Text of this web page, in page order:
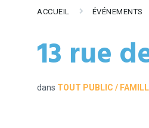
ACCUEIL ÉVÉNEMENTS
13 rue
dans TOUT PUBLIC /